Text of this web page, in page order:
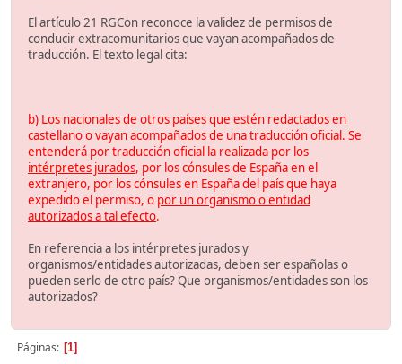
El artículo 21 RGCon reconoce la validez de permisos de
conducir extracomunitarios que vayan acompañados de
traducción. El texto legal cita:
b) Los nacionales de otros países que estén redactados en
castellano o vayan acompañados de una traducción oficial. Se
entenderá por traducción oficial la realizada por los
intérpretes jurados, por los cónsules de España en el
extranjero, por los cónsules en España del país que haya
expedido el permiso, o por un organismo o entidad
autorizados a tal efecto.
En referencia a los intérpretes jurados y
organismos/entidades autorizadas, deben ser españolas o
pueden serlo de otro país? Que organismos/entidades son los
autorizados?
Páginas 1